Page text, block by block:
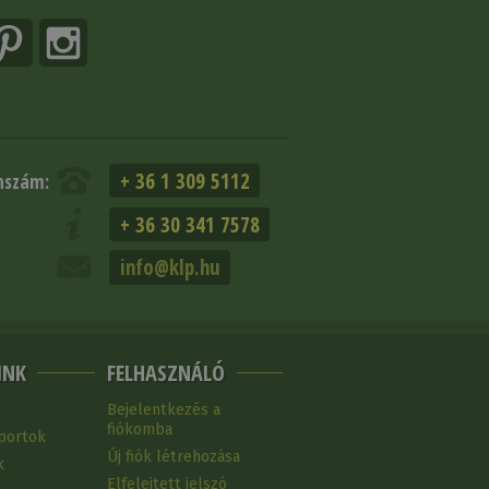
+ 36 1 309 5112
+ 36 30 341 7578
info@klp.hu
FELHASZNÁLÓ
Bejelentkezés a
fiókomba
Új fiók létrehozása
Elfelejtett jelszó